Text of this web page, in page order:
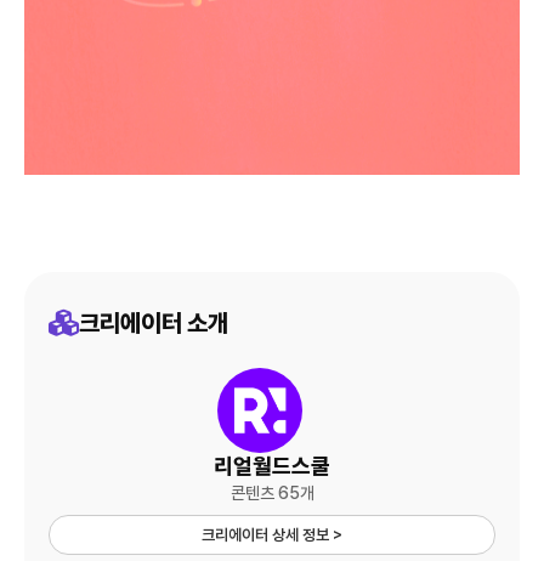
크리에이터 소개
리얼월드스쿨
콘텐츠 65개
크리에이터 상세 정보 >